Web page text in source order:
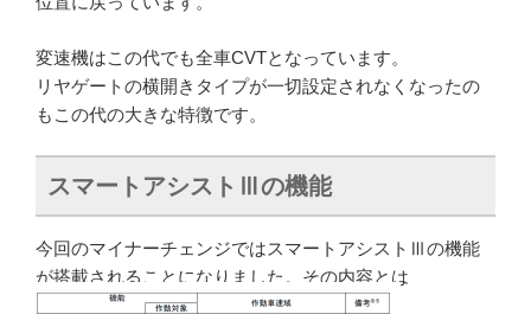
変速機はこの代でも全車CVTとなっています。
リヤゲートの横開きタイプが一切設定されなくなったの
もこの代の大きな特徴です。
スマートアシストⅢの機能
今回のマイナーチェンジではスマートアシストⅢの機能
が搭載されることになりました。その内容とは